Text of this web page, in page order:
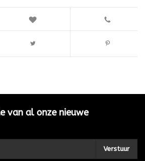
van al onze nieuwe
Verstuur